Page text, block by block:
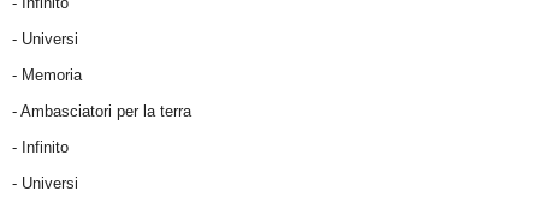
- Universi
- Memoria
- Ambasciatori per la terra
- Infinito
- Universi